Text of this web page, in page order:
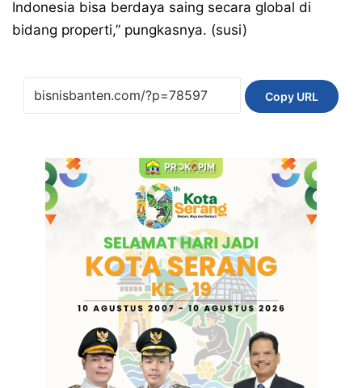
Indonesia bisa berdaya saing secara global di
bidang properti,” pungkasnya. (susi)
Copy URL